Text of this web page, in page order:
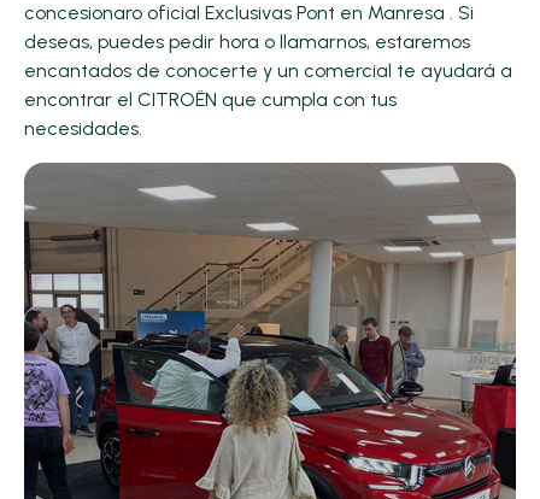
concesionaro oficial Exclusivas Pont en Manresa . Si
deseas, puedes pedir hora o llamarnos, estaremos
encantados de conocerte y un comercial te ayudará a
encontrar el CITROËN que cumpla con tus
necesidades.